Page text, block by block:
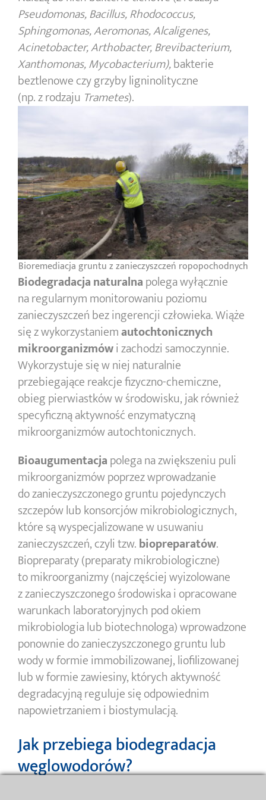
Pseudomonas, Bacillus, Rhodococcus,
Sphingomonas, Aeromonas, Alcaligenes,
Acinetobacter, Arthobacter, Brevibacterium,
Xanthomonas, Mycobacterium),bakterie
beztlenowe czy grzyby ligninolityczne
(np. z rodzaju Trametes).
Bioremediacja gruntu z zanieczyszczeń ropopochodnych
Biodegradacjanaturalnapolega wyłącznie
na regularnym monitorowaniu poziomu
zanieczyszczeń bez ingerencji człowieka. Wiąże
się z wykorzystaniemautochtonicznych
mikroorganizmówi zachodzi samoczynnie.
Wykorzystuje się w niej naturalnie
przebiegające reakcje fizyczno-chemiczne,
obieg pierwiastków w środowisku, jak również
specyficzną aktywność enzymatyczną
mikroorganizmów autochtonicznych.
Bioaugumentacjapolega na zwiększeniu puli
mikroorganizmów poprzez wprowadzanie
do zanieczyszczonego gruntu pojedynczych
szczepów lub konsorcjów mikrobiologicznych,
które są wyspecjalizowane w usuwaniu
zanieczyszczeń, czyli tzw.biopreparatów.
Biopreparaty (preparaty mikrobiologiczne)
to mikroorganizmy (najczęściej wyizolowane
z zanieczyszczonego środowiska i opracowane
warunkach laboratoryjnych pod okiem
mikrobiologia lub biotechnologa) wprowadzone
ponownie do zanieczyszczonego gruntu lub
wody w formie immobilizowanej, liofilizowanej
lub w formie zawiesiny, których aktywność
degradacyjną reguluje się odpowiednim
napowietrzaniem i biostymulacją.
Jak przebiega biodegradacja
węglowodorów?